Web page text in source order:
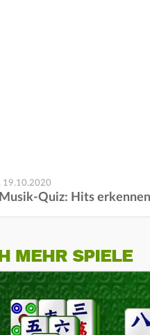
19.10.2020
Musik-Quiz: Hits
MEHR SPIELE